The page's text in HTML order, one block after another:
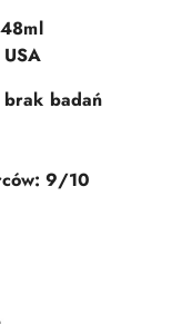
brak badań
9/10